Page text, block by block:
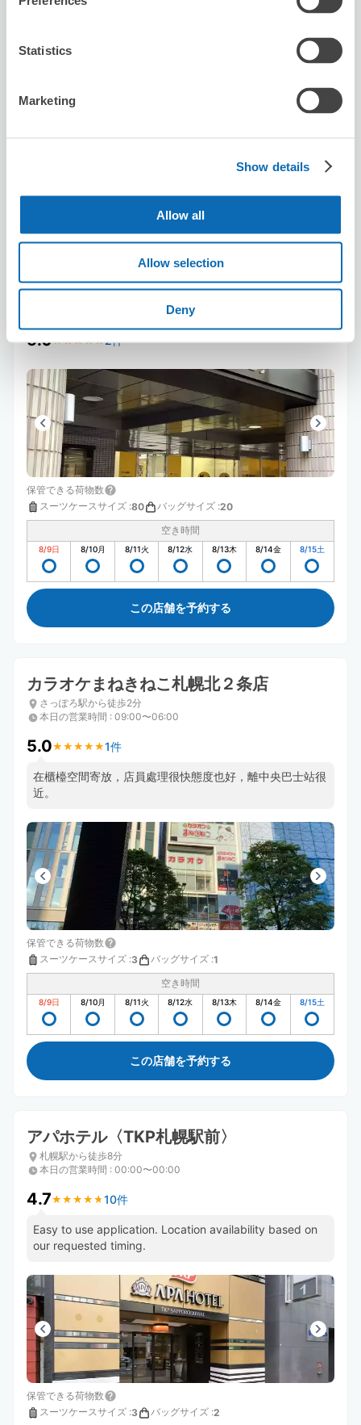
Statistics
Marketing
Show details
Allow all
Allow selection
Deny
スーツケースサイズ
ヤマト運輸 札幌駅前営業所 (ecbo cloak)
08:00〜20:00
5.0★★★★★
★★★★★2件
保管できる荷物数
スーツケースサイズ :80 バッグサイズ :20
空き時間
8/9日 8/10月 8/11火 8/12水 8/13木 8/14金 8/15土
この店舗を予約する
カラオケまねきねこ札幌北２条店
さっぽろ駅から徒歩2分
本日の営業時間 : 09:00〜06:00
5.0★ ★ ★ ★ ★
★ ★ ★ ★ ★1件
在櫃檯空間寄放，店員處理很快態度也好，離中央巴士站很
近。
保管できる荷物数
スーツケースサイズ :3 バッグサイズ :1
空き時間
8/9日 8/10月 8/11火 8/12水 8/13木 8/14金 8/15土
この店舗を予約する
アパホテル〈TKP札幌駅前〉
札幌駅から徒歩8分
本日の営業時間 : 00:00〜00:00
4.7★ ★ ★ ★ ★
★ ★ ★ ★ ★ 10件
Easy to use application. Location availability based on
our requested timing.
保管できる荷物数
スーツケースサイズ :3 バッグサイズ :2